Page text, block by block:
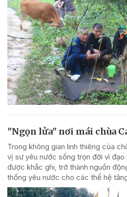
"Ngọn lửa" nơi mái chùa
Trong không gian linh thiêng của
vị sư yêu nước sống trọn đời vì đạo
được khắc ghi, trở thành nguồn
thống yêu nước cho các thế hệ